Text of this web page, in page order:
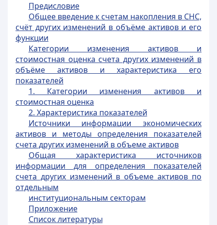
Предисловие
Общее введение к счетам накопления в СНС,
счёт других изменений в объёме активов и его
функции
Категории изменения активов и
стоимостная оценка счета других изменений в
объёме активов и характеристика его
показателей
1. Категории изменения активов и
стоимостная оценка
2. Характеристика показателей
Источники информации экономических
активов и методы определения показателей
счета других изменений в объеме активов
Общая характеристика источников
информации для определения показателей
счета других изменений в объеме активов по
отдельным
институциональным секторам
Приложение
Список литературы